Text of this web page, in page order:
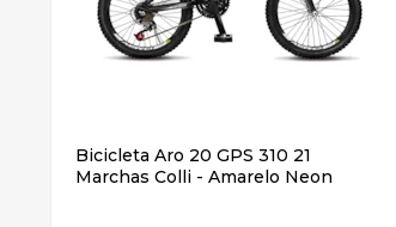
Bicicleta Aro 20 GPS 310 21
Marchas Colli - Amarelo Neon